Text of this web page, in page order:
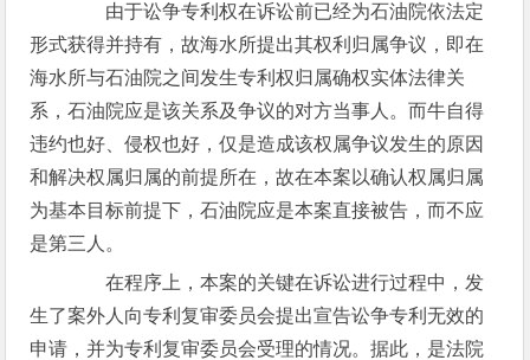
由于讼争专利权在诉讼前已经为石油院依法定
形式获得并持有，故海水所提出其权利归属争议，即在
海水所与石油院之间发生专利权归属确权实体法律关
系，石油院应是该关系及争议的对方当事人。而牛自得
违约也好、侵权也好，仅是造成该权属争议发生的原因
和解决权属归属的前提所在，故在本案以确认权属归属
为基本目标前提下，石油院应是本案直接被告，而不应
是第三人。
在程序上，本案的关键在诉讼进行过程中，发
生了案外人向专利复审委员会提出宣告讼争专利无效的
申请，并为专利复审委员会受理的情况。据此，是法院